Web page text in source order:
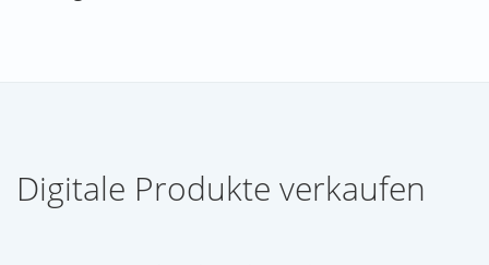
Digitale Produkte verkaufen